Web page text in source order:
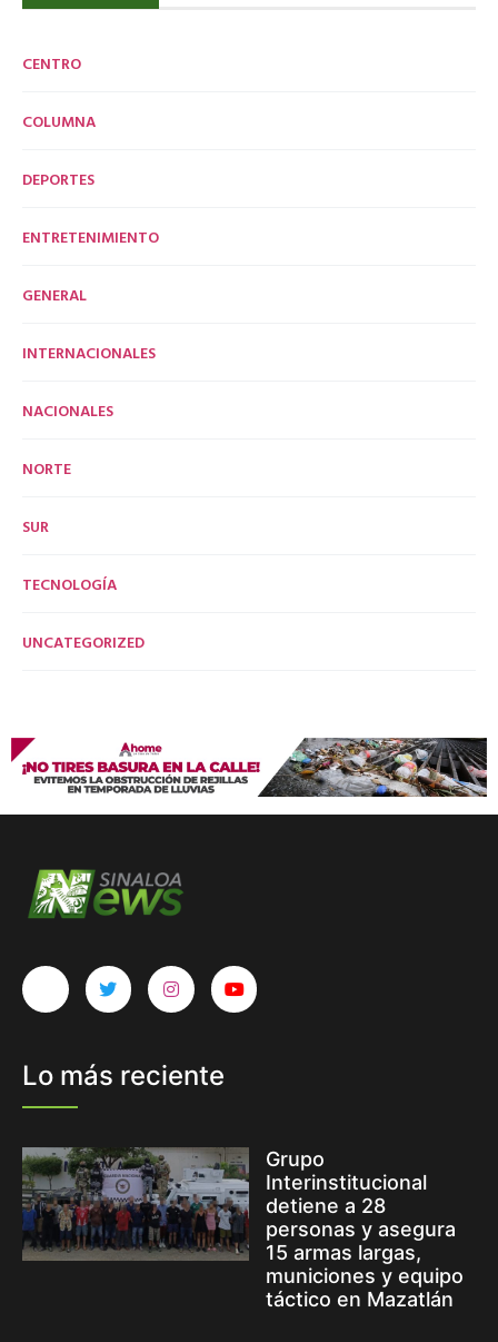
CENTRO
COLUMNA
DEPORTES
ENTRETENIMIENTO
GENERAL
INTERNACIONALES
NACIONALES
NORTE
SUR
TECNOLOGÍA
UNCATEGORIZED
Lo más reciente
Grupo
Interinstitucional
detiene a 28
personas y asegura
15 armas largas,
municiones y equipo
táctico en Mazatlán